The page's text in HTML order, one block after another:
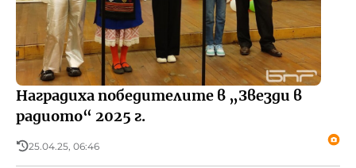
Наградиха победителите в „Звезди в
радиото“ 2025 г.
25.04.25, 06:46